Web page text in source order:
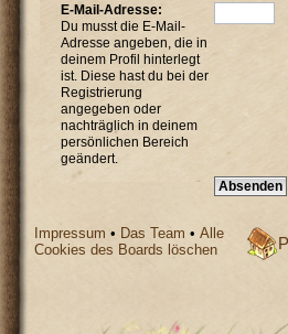
E-Mail-Adresse:
Du musst die E-Mail-
Adresse angeben, die in
deinem Profil hinterlegt
ist. Diese hast du bei der
Registrierung
angegeben oder
nachträglich in deinem
persönlichen Bereich
geändert.
Impressum • Das Team •Alle
Cookies des Boards löschen